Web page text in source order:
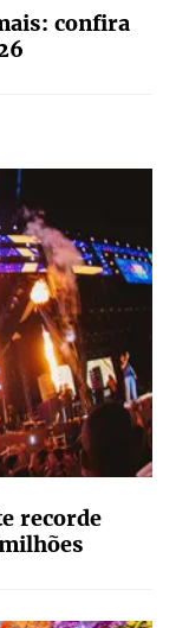
confira
recorde